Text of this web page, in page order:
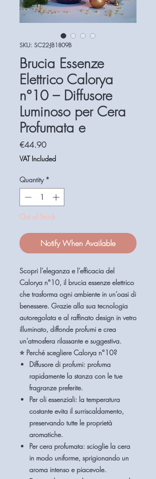
SKU: SC22-JB1809B
Brucia Essenze
Elettrico Calorya
n°10 – Diffusore
Luminoso per Cera
Profumata e
€44.90Price
VAT Included
Quantity *
Out of Stock
Notify When Available
Scopri l’eleganza e l’efficacia del
Calorya n°10, il brucia essenze elettrico
che trasforma ogni ambiente in un’oasi di
benessere. Grazie alla sua tecnologia
autoregolata e al raffinato design in vetro
illuminato, diffonde profumi e crea
un’atmosfera rilassante e suggestiva.
⭐ Perché scegliere Calorya n°10?
Diffusore di profumi: profuma
rapidamente la stanza con le tue
fragranze preferite.
Per oli essenziali: la temperatura
costante evita il surriscaldamento,
preservando tutte le proprietà
aromatiche.
Per cera profumata: scioglie la cera
in modo uniforme, sprigionando un
aroma intenso e piacevole.